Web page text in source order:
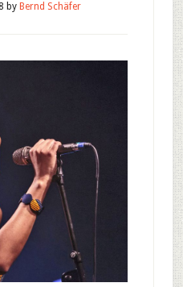
by Bernd Schäfer